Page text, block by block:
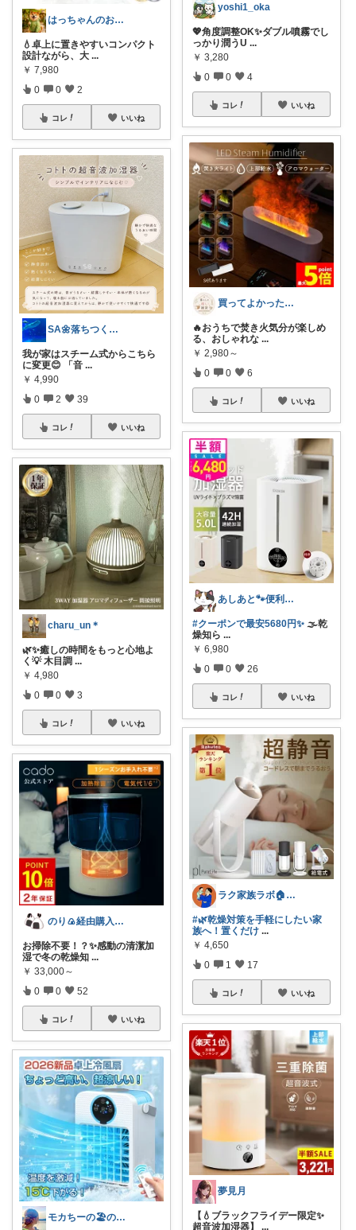
はっちゃんのお店😋
💧卓上に置きやすいコンパクト
設計ながら、大 ...
￥ 7,980
0 0 2
コレ いいね
SA🌼落ちつくお部屋作り🌿
我が家はスチーム式からこちら
に変更😊 「音 ...
￥ 4,990
0 2 39
コレ いいね
charu_un＊
🌿✨癒しの時間をもっと心地よ
く💡 木目調 ...
￥ 4,980
0 0 3
コレ いいね
のり🍙経由購入ありがとうございます🍙
お掃除不要！？✨感動の清潔加
湿で冬の乾燥知 ...
￥ 33,000～
0 0 52
コレ いいね
モカちーの🏖️のんびりライフ🐈✨
yoshi1_oka
💖角度調整OK✨ダブル噴霧でし
っかり潤うU ...
￥ 3,280
0 0 4
コレ いいね
買ってよかった暮らし便
🔥おうちで焚き火気分が楽しめ
る、おしゃれな ...
￥ 2,980～
0 0 6
コレ いいね
あしあと🐾便利グッズ🌸いつも感謝
#クーポンで最安5680円✨ 🌫️乾
燥知ら ...
￥ 6,980
0 0 26
コレ いいね
ラク家族ラボ🏠️30代子育てパパルーム
#🌿乾燥対策を手軽にしたい家
族へ！置くだけ ...
￥ 4,650
0 1 17
コレ いいね
夢見月
【💧ブラックフライデー限定✨
超音波加湿器】
...